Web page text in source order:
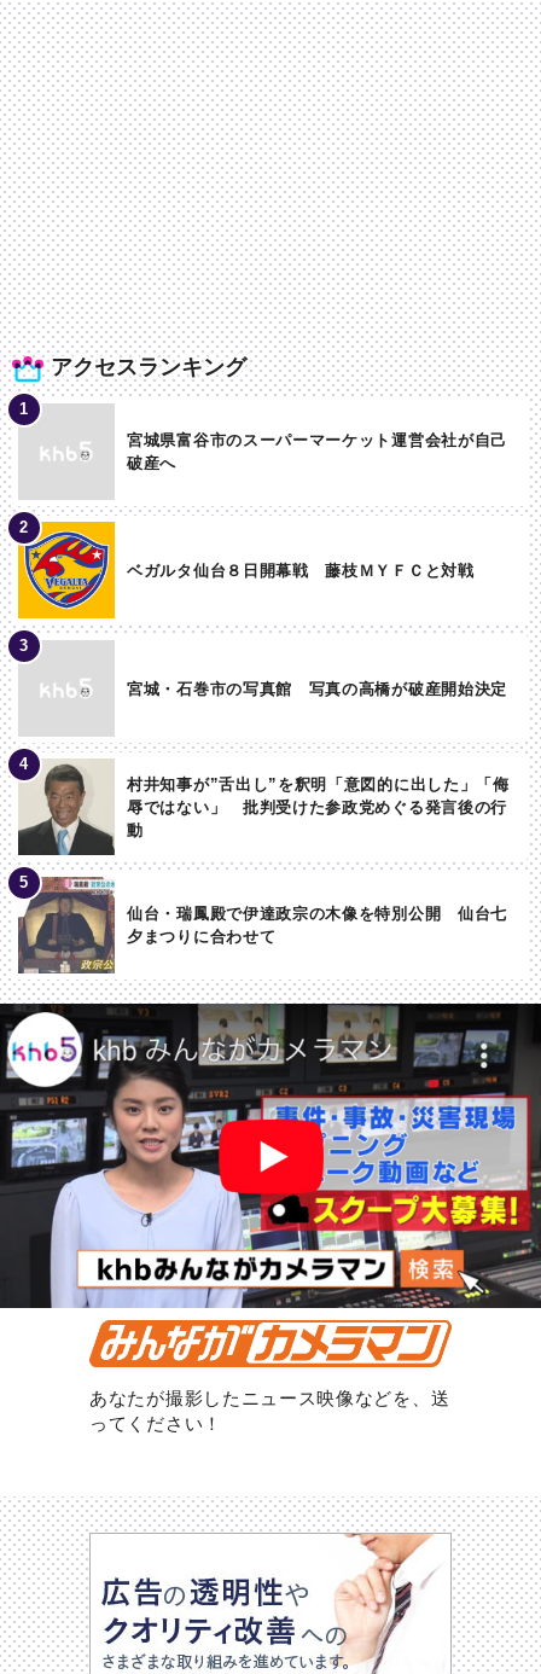
アクセスランキング
宮城県富谷市のスーパーマーケット運営会社が自己
破産へ
ベガルタ仙台８日開幕戦 藤枝ＭＹＦＣと対戦
宮城・石巻市の写真館 写真の高橋が破産開始決定
村井知事が”舌出し”を釈明「意図的に出した」「侮
辱ではない」 批判受けた参政党めぐる発言後の行
動
仙台・瑞鳳殿で伊達政宗の木像を特別公開 仙台七
夕まつりに合わせて
あなたが撮影したニュース映像などを、送
ってください！